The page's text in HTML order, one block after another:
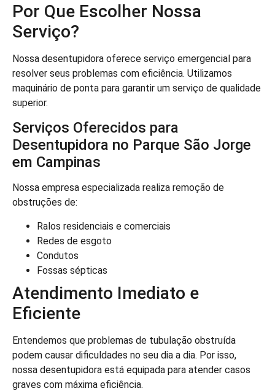
Por Que Escolher Nossa
Serviço?
Nossa desentupidora oferece serviço emergencial para
resolver seus problemas com eficiência. Utilizamos
maquinário de ponta para garantir um serviço de qualidade
superior.
Serviços Oferecidos para
Desentupidora no Parque São Jorge
em Campinas
Nossa empresa especializada realiza remoção de
obstruções de:
Ralos residenciais e comerciais
Redes de esgoto
Condutos
Fossas sépticas
Atendimento Imediato e
Eficiente
Entendemos que problemas de tubulação obstruída
podem causar dificuldades no seu dia a dia. Por isso,
nossa desentupidora está equipada para atender casos
graves com máxima eficiência.